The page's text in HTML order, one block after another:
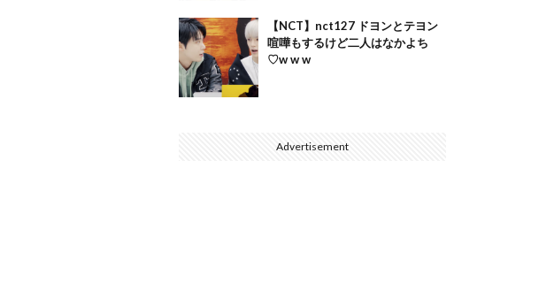
【NCT】nct127 ドヨンとテヨン
喧嘩もするけど二人はなかよち
♡w w w
Advertisement